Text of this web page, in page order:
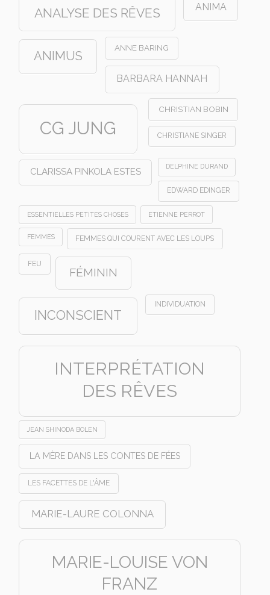
ANALYSE DES RÊVES ANIMA
ANIMUS
ANNE BARING
BARBARA HANNAH
CG JUNG
CHRISTIAN BOBIN
CHRISTIANE SINGER
CLARISSA PINKOLA ESTES DELPHINE DURAND
EDWARD EDINGER
ESSENTIELLES PETITES CHOSES ETIENNE PERROT
FEMMES FEMMES QUI COURENT AVEC LES LOUPS
FEU
FÉMININ
INCONSCIENT
INDIVIDUATION
INTERPRÉTATION
DES RÊVES
JEAN SHINODA BOLEN
LA MÈRE DANS LES CONTES DE FÉES
LES FACETTES DE L'ÂME
MARIE-LAURE COLONNA
MARIE-LOUISE VON
FRANZ